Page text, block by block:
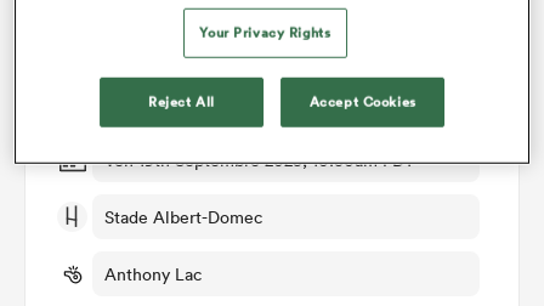
Carcassonne v Agen
Manche 4
Ven 19th Septembre 2025, 10:30am PDT
Stade Albert-Domec
Anthony Lac
Your Privacy Rights
Reject All Accept Cookies